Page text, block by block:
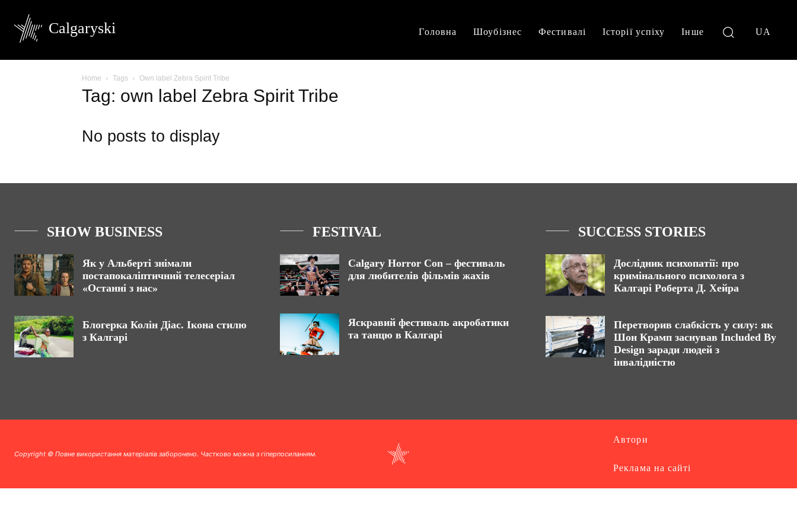
Calgaryski Головна Шоубізнес Фестивалі Історії успіху Інше UA
Home Tags Own label Zebra Spirit Tribe
Tag: own label Zebra Spirit Tribe
No posts to display
SHOW BUSINESS
Як у Альберті знімали
постапокаліптичний телесеріал
«Останні з нас»
Блогерка Колін Діас. Ікона стилю
з Калгарі
FESTIVAL
Calgary Horror Con – фестиваль
для любителів фільмів жахів
Яскравий фестиваль акробатики
та танцю в Калгарі
SUCCESS STORIES
Дослідник психопатії: про
кримінального психолога з
Калгарі Роберта Д. Хейра
Перетворив слабкість у силу: як
Шон Крамп заснував Included By
Design заради людей з
інвалідністю
Copyright © Повне використання матеріалів заборонено. Частково можна з гіперпосиланням.
Автори
Реклама на сайті